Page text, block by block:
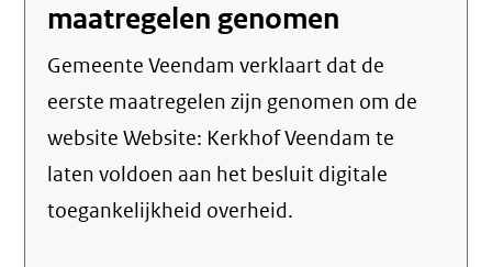
maatregelen genomen
Gemeente Veendam verklaart dat de
eerste maatregelen zijn genomen om de
website Website: Kerkhof Veendam te
laten voldoen aan het besluit digitale
toegankelijkheid overheid.